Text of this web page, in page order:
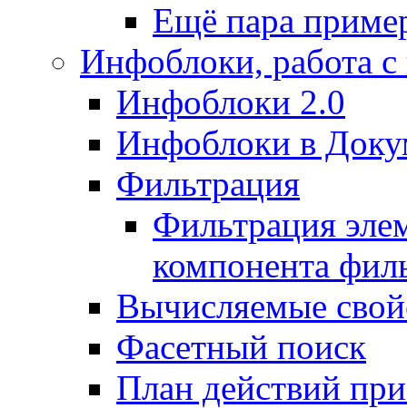
Ещё пара
Инфоблоки, работа
Инфоблоки 2.0
Инфоблоки в
Фильтрация
Фильтрация
компонента
Вычисляемые
Фасетный поиск
План действий